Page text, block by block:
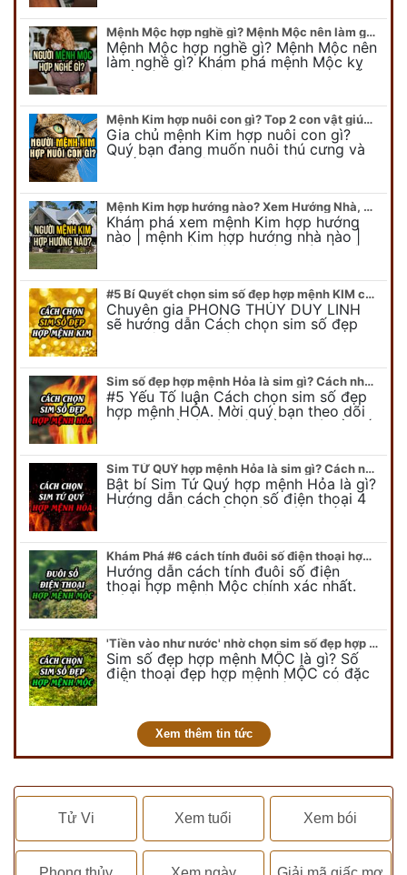
Mệnh Mộc hợp nghề gì? Mệnh Mộc nên làm gì? Mệnh Mộc kỵ nghề nào?
Mệnh Mộc hợp nghề gì? Mệnh Mộc nên
làm nghề gì? Khám phá mệnh Mộc kỵ
nghề gì không nên làm. Xem ngay để
Mệnh Kim hợp nuôi con gì? Top 2 con vật giúp gia chủ Phát tài phát lộc
Gia chủ mệnh Kim hợp nuôi con gì?
Quý bạn đang muốn nuôi thú cưng và
muốn chọn một con vật nuôi hợp
Duy…
Mệnh Kim hợp hướng nào? Xem Hướng Nhà, Phòng ngủ, Làm việc hợp mệnh Kim
Khám phá xem mệnh Kim hợp hướng
nào | mệnh Kim hợp hướng nhà nào |
mệnh Kim kê giường hướng nào | mệnh
#5 Bí Quyết chọn sim số đẹp hợp mệnh KIM chuẩn xác nhất
Chuyên gia PHONG THỦY DUY LINH
sẽ hướng dẫn Cách chọn sim số đẹp
hợp mệnh KIM. Mời quý bạn theo dõi
Sim số đẹp hợp mệnh Hỏa là sim gì? Cách nhận biết sim đẹp hợp mệnh Hỏa
#5 Yếu Tố luận Cách chọn sim số đẹp
hợp mệnh HỎA. Mời quý bạn theo dõi
bài viết để có cái nhìn tổng quát về số
Sim TỨ QUÝ hợp mệnh Hỏa là sim gì? Cách nhận biết sim tứ quý hợp mệnh Hỏa
Bật bí Sim Tứ Quý hợp mệnh Hỏa là gì?
Hướng dẫn cách chọn số điện thoại 4
quý hợp mệnh Hỏa chính xác nhất.
Khám Phá #6 cách tính đuôi số điện thoại hợp mệnh Mộc
Hướng dẫn cách tính đuôi số điện
thoại hợp mệnh Mộc chính xác nhất.
Cách chọn đuôi sim điện thoại hợp
chuyên…
'Tiền vào như nước' nhờ chọn sim số đẹp hợp mệnh MỘC
Sim số đẹp hợp mệnh MỘC là gì? Số
điện thoại đẹp hợp mệnh MỘC có đặc
điểm ra sao? Dưới góc nhìn chuyên gia
Xem thêm tin tức
Tử Vi Xem tuổi Xem bói